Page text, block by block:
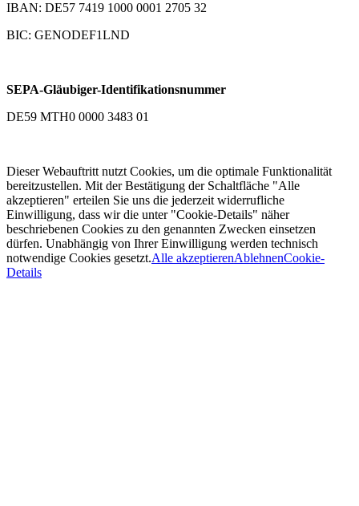
IBAN: DE57 7419 1000 0001 2705 32
BIC: GENODEF1LND
SEPA-Gläubiger-Identifikationsnummer
DE59 MTH0 0000 3483 01
Dieser Webauftritt nutzt Cookies, um die optimale Funktionalität
bereitzustellen. Mit der Bestätigung der Schaltfläche "Alle
akzeptieren" erteilen Sie uns die jederzeit widerrufliche
Einwilligung, dass wir die unter "Cookie-Details" näher
beschriebenen Cookies zu den genannten Zwecken einsetzen
dürfen. Unabhängig von Ihrer Einwilligung werden technisch
notwendige Cookies gesetzt.Alle akzeptierenAblehnenCookie-
Details